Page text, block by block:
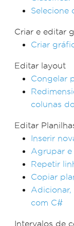
Selecione
Criar e editar
Criar
Editar layout
Congelar
colunas
Editar
Inserir
Agrupar e
Repetir
Copiar
Adicionar,
com C#
Intervalos de